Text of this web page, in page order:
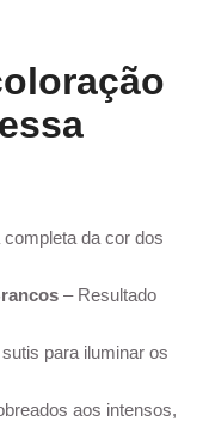
da cor dos
– Resultado
para iluminar os
aos intensos,